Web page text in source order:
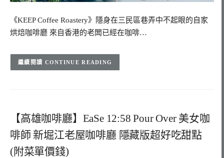
《KEEP Coffee Roastery》隱身在三民區巷弄中不起眼的自家
烘焙咖啡廳 來自香港的老闆已經在咖啡…
CONTINUE READING
【高雄咖啡廳】EaSe 12:58 Pour Over 美女咖
啡師 新堀江老屋咖啡廳 隱藏版超好吃甜點
(附菜單價錢)